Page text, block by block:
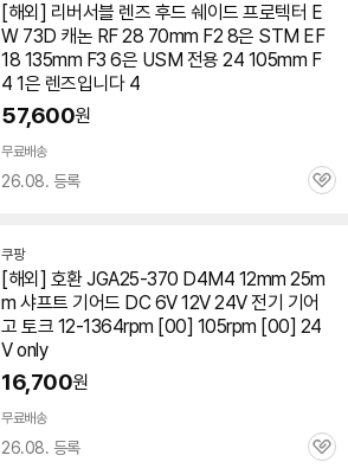
[해외] 리버서블 렌즈 후드 쉐이드 프로텍터 E
W 73D 캐논 RF 28 70mm F2 8은 STM EF
18 135mm F3 6은 USM 전용 24 105mm F
4 1은 렌즈입니다 4
57,600원
무료배송
26.08. 등록
관
쿠팡
[해외] 호환 JGA25-370 D4M4 12mm 25m
m 샤프트 기어드 DC 6V 12V 24V 전기 기어
고 토크 12-1364rpm [00] 105rpm [00] 24
V only
16,700원
무료배송
26.08. 등록
관